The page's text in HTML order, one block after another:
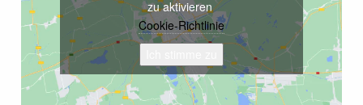
zu aktivieren
Cookie-Richtlinie